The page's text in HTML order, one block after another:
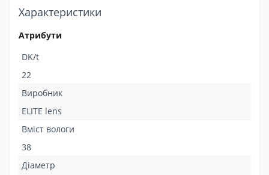
Характеристики
Атрибути
DK/t
22
Виробник
ELITE lens
Вміст вологи
38
Діаметр